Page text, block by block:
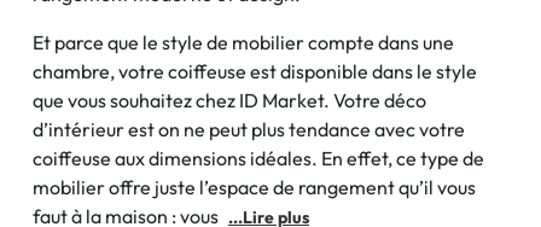
Et parce que le style de mobilier compte dans une
chambre, votre coiffeuse est disponible dans le style
que vous souhaitez chez ID Market. Votre déco
d’intérieur est on ne peut plus tendance avec votre
coiffeuse aux dimensions idéales. En effet, ce type de
mobilier offre juste l’espace de rangement qu’il vous
faut à la maison : vous ...Lire plus